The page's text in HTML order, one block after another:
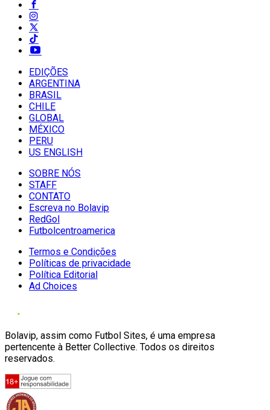
EDIÇÕES
ARGENTINA
BRASIL
CHILE
GLOBAL
MÉXICO
PERU
US ENGLISH
SOBRE NÓS
STAFF
CONTATO
Escreva no Bolavip
RedGol
Futbolcentroamerica
Termos e Condições
Políticas de privacidade
Política Editorial
Ad Choices
Bolavip, assim como Futbol Sites, é uma empresa
pertencente à Better Collective. Todos os direitos
reservados.